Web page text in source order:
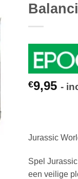
€9,95 -
Jurassic
Spel
een veilige